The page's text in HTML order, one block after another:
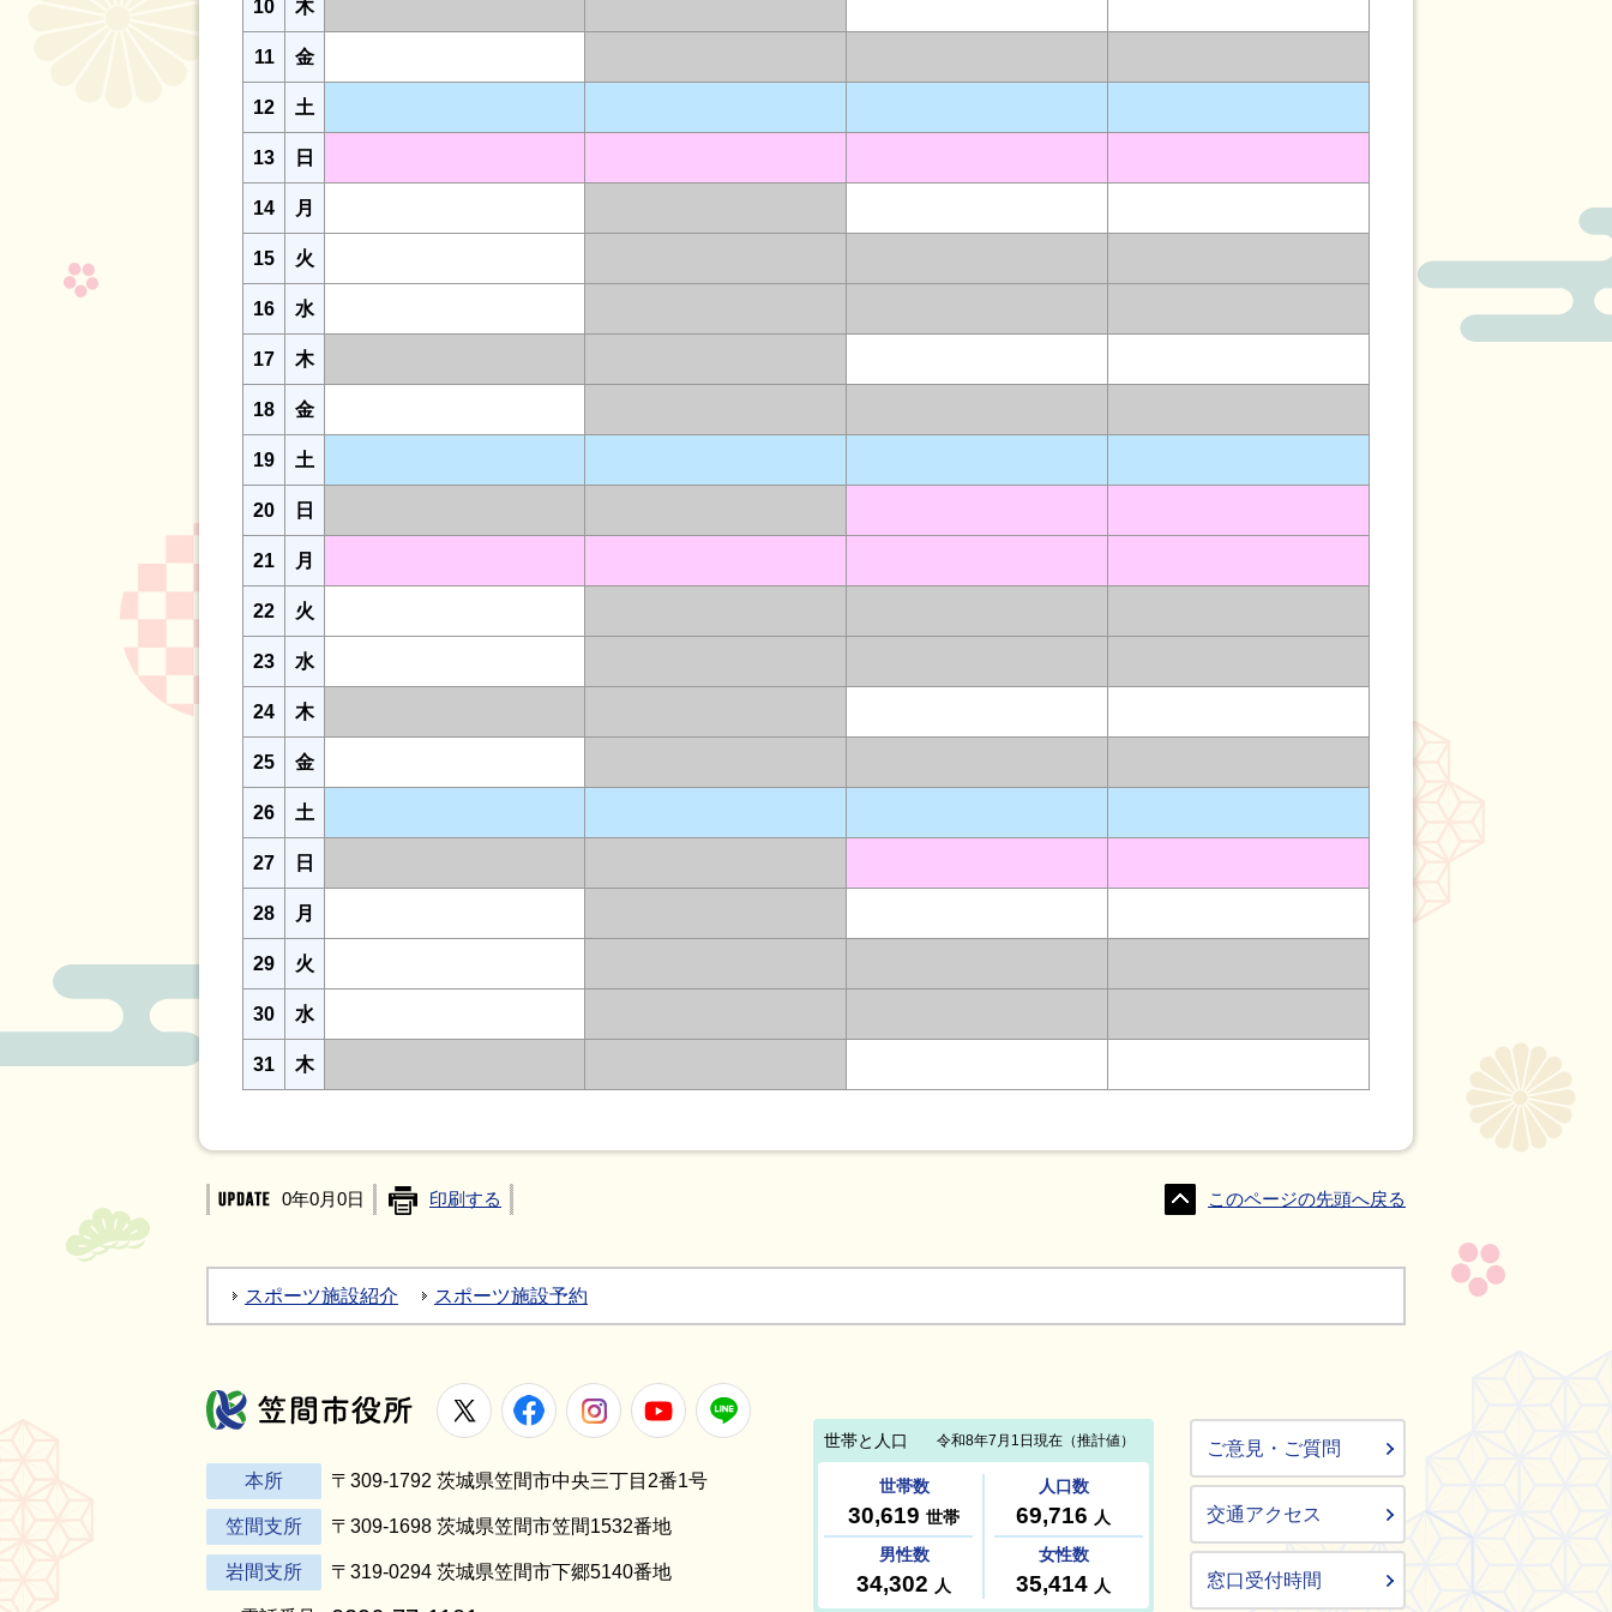
10 木
11 金
12 土
13 日
14 月
15 火
16 水
17 木
18 金
19 土
20 日
21 月
22 火
23 水
24 木
25 金
26 土
27 日
28 月
29 火
30 水
31 木
0年0月0日 印刷する このページの先頭へ戻る
スポーツ施設紹介 スポーツ施設予約
笠間市役所
X FacebookInstagramYoutube
本所 〒309-1792 茨城県笠間市中央三丁目2番1号
笠間支所 〒309-1698 茨城県笠間市笠間1532番地
岩間支所 〒319-0294 茨城県笠間市下郷5140番地
ご意見・ご質問
交通アクセス
窓口受付時間